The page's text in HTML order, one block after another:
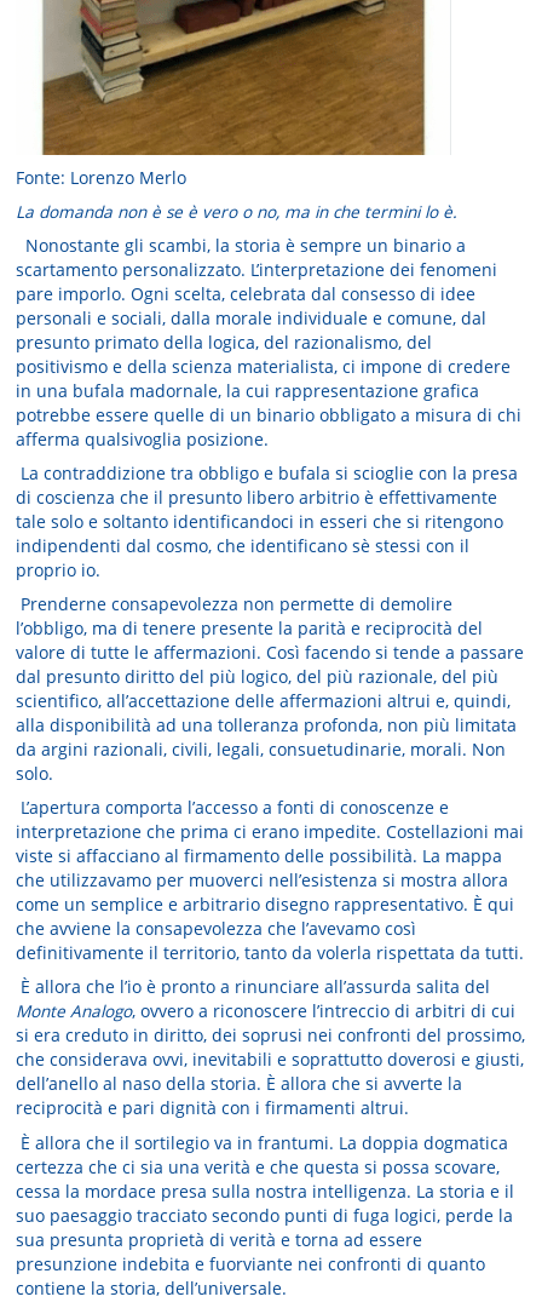
Fonte: Lorenzo Merlo
La domanda non è se è vero o no, ma in che termini lo è.
Nonostante gli scambi, la storia è sempre un binario a
scartamento personalizzato. L’interpretazione dei fenomeni
pare imporlo. Ogni scelta, celebrata dal consesso di idee
personali e sociali, dalla morale individuale e comune, dal
presunto primato della logica, del razionalismo, del
positivismo e della scienza materialista, ci impone di credere
in una bufala madornale, la cui rappresentazione grafica
potrebbe essere quelle di un binario obbligato a misura di chi
afferma qualsivoglia posizione.
La contraddizione tra obbligo e bufala si scioglie con la presa
di coscienza che il presunto libero arbitrio è effettivamente
tale solo e soltanto identificandoci in esseri che si ritengono
indipendenti dal cosmo, che identificano sè stessi con il
proprio io.
Prenderne consapevolezza non permette di demolire
l’obbligo, ma di tenere presente la parità e reciprocità del
valore di tutte le affermazioni. Così facendo si tende a passare
dal presunto diritto del più logico, del più razionale, del più
scientifico, all’accettazione delle affermazioni altrui e, quindi,
alla disponibilità ad una tolleranza profonda, non più limitata
da argini razionali, civili, legali, consuetudinarie, morali. Non
solo.
L’apertura comporta l’accesso a fonti di conoscenze e
interpretazione che prima ci erano impedite. Costellazioni mai
viste si affacciano al firmamento delle possibilità. La mappa
che utilizzavamo per muoverci nell’esistenza si mostra allora
come un semplice e arbitrario disegno rappresentativo. È qui
che avviene la consapevolezza che l’avevamo così
definitivamente il territorio, tanto da volerla rispettata da tutti.
È allora che l’io è pronto a rinunciare all’assurda salita del
Monte Analogo, ovvero a riconoscere l’intreccio di arbitri di cui
si era creduto in diritto, dei soprusi nei confronti del prossimo,
che considerava ovvi, inevitabili e soprattutto doverosi e giusti,
dell’anello al naso della storia. È allora che si avverte la
reciprocità e pari dignità con i firmamenti altrui.
È allora che il sortilegio va in frantumi. La doppia dogmatica
certezza che ci sia una verità e che questa si possa scovare,
cessa la mordace presa sulla nostra intelligenza. La storia e il
suo paesaggio tracciato secondo punti di fuga logici, perde la
sua presunta proprietà di verità e torna ad essere
presunzione indebita e fuorviante nei confronti di quanto
contiene la storia, dell’universale.